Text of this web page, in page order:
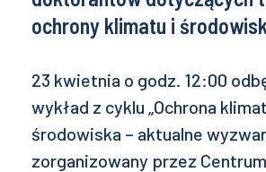
ochrony klimatu i
23 kwietnia o godz. 12:00
wykład z cyklu „Ochrona
środowiska – aktualne
zorganizowany przez